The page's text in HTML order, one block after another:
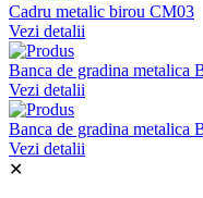
Cadru metalic birou CM03
Vezi detalii
Banca de gradina metalica
Vezi detalii
Banca de gradina metalica
Vezi detalii
✕